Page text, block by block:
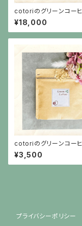
cotoriのグリーンコー
（150杯分）セット
¥18,000
cotoriのグリーンコー
常ラベル）
¥3,500
プライバシーポリシー